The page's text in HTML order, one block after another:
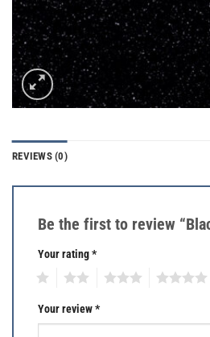
REVIEWS (0)
Be the first to review
Your rating*
Your review*